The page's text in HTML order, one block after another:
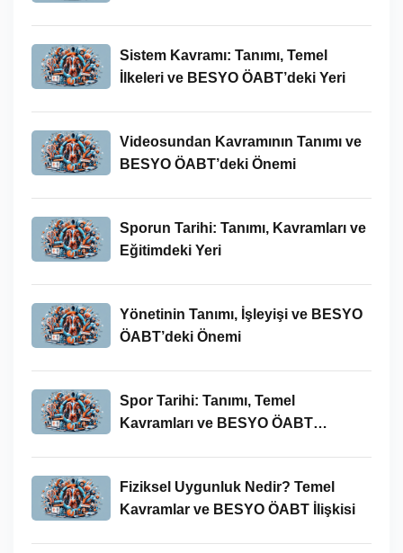
Sistem Kavramı: Tanımı, Temel
İlkeleri ve BESYO ÖABT’deki Yeri
Videosundan Kavramının Tanımı ve
BESYO ÖABT’deki Önemi
Sporun Tarihi: Tanımı, Kavramları ve
Eğitimdeki Yeri
Yönetinin Tanımı, İşleyişi ve BESYO
ÖABT’deki Önemi
Spor Tarihi: Tanımı, Temel
Kavramları ve BESYO ÖABT
Fiziksel Uygunluk Nedir? Temel
Kavramlar ve BESYO ÖABT İlişkisi